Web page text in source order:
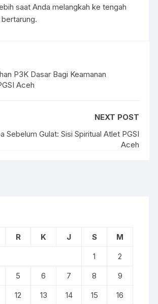
saat Anda melangkah ke tengah
P3K Dasar Bagi Keamanan
Aceh
NEXT POST
Sebelum Gulat: Sisi Spiritual Atlet PGSI
Aceh
R K J S
M
1
2
5 6 7 8
9
12 13 14 15
16